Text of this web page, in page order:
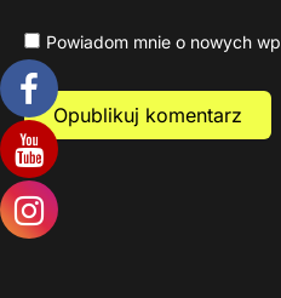
Powiadom mnie o nowych